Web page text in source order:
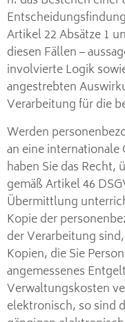
Artikel 22 Absätze 1
diesen Fällen –
involvierte Logik
angestrebten
Verarbeitung für die
Werden
an eine
haben Sie das Recht,
gemäß Artikel 46
Übermittlung
Kopie der
der Verarbeitung
Kopien, die Sie
angemessenes
Verwaltungskosten
elektronisch, so sind